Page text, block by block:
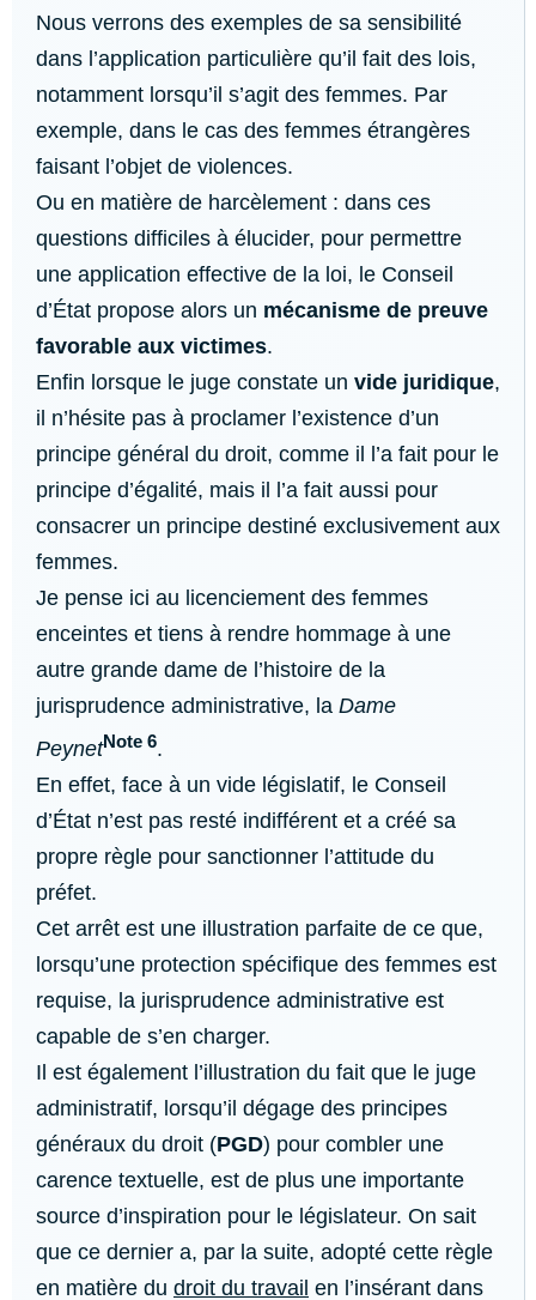
Nous verrons des exemples de sa sensibilité
dans l’application particulière qu’il fait des lois,
notamment lorsqu’il s’agit des femmes. Par
exemple, dans le cas des femmes étrangères
faisant l’objet de violences.
Ou en matière de harcèlement : dans ces
questions difficiles à élucider, pour permettre
une application effective de la loi, le Conseil
d’État propose alors un mécanisme de preuve
favorable aux victimes.
Enfin lorsque le juge constate un vide juridique,
il n’hésite pas à proclamer l’existence d’un
principe général du droit, comme il l’a fait pour le
principe d’égalité, mais il l’a fait aussi pour
consacrer un principe destiné exclusivement aux
femmes.
Je pense ici au licenciement des femmes
enceintes et tiens à rendre hommage à une
autre grande dame de l’histoire de la
jurisprudence administrative, la Dame
PeynetNote 6.
En effet, face à un vide législatif, le Conseil
d’État n’est pas resté indifférent et a créé sa
propre règle pour sanctionner l’attitude du
préfet.
Cet arrêt est une illustration parfaite de ce que,
lorsqu’une protection spécifique des femmes est
requise, la jurisprudence administrative est
capable de s’en charger.
Il est également l’illustration du fait que le juge
administratif, lorsqu’il dégage des principes
généraux du droit (PGD) pour combler une
carence textuelle, est de plus une importante
source d’inspiration pour le législateur. On sait
que ce dernier a, par la suite, adopté cette règle
en matière du droit du travail en l’insérant dans